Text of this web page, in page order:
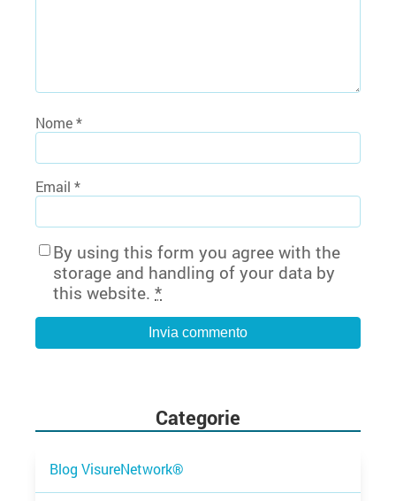
Nome*
Email *
By using this form you agree with the
storage and handling of your data by
this website. *
Categorie
Blog VisureNetwork®